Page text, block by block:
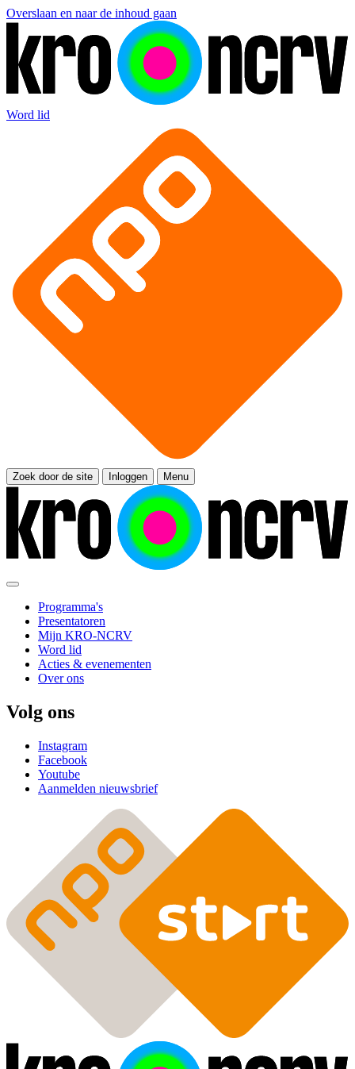
Overslaan en naar de inhoud gaan
Word lid
Zoek door de site Inloggen Menu
Programma's
Presentatoren
Mijn KRO-NCRV
Word lid
Acties & evenementen
Over ons
Volg ons
Instagram
Facebook
Youtube
Aanmelden nieuwsbrief